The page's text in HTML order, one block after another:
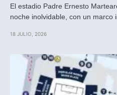
El estadio Padre Ernesto
noche inolvidable, con un marco
18 JULIO, 2026